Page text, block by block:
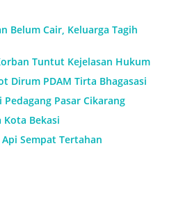
Belum Cair, Keluarga Tagih
Tuntut Kejelasan Hukum
Dirum PDAM Tirta Bhagasasi
Pasar Cikarang
Bekasi
Sempat Tertahan